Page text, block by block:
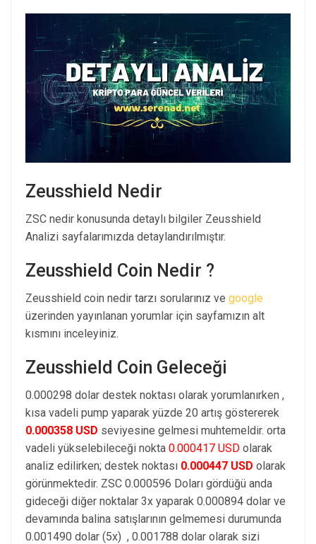
Zeusshield Nedir
ZSC nedir konusunda detaylı bilgiler Zeusshield
Analizi sayfalarımızda detaylandırılmıştır.
Zeusshield Coin Nedir ?
Zeusshield coin nedir tarzı sorularınız ve google
üzerinden yayınlanan yorumlar için sayfamızın alt
kısmını inceleyiniz.
Zeusshield Coin Geleceği
0.000298 dolar destek noktası olarak yorumlanırken ,
kısa vadeli pump yaparak yüzde 20 artış göstererek
0.000358 USD seviyesine gelmesi muhtemeldir. orta
vadeli yükselebileceği nokta 0.000417 USD olarak
analiz edilirken; destek noktası 0.000447 USD olarak
görünmektedir. ZSC 0.000596 Doları gördüğü anda
gideceği diğer noktalar 3x yaparak 0.000894 dolar ve
devamında balina satışlarının gelmemesi durumunda
0.001490 dolar (5x) , 0.001788 dolar olarak sizi